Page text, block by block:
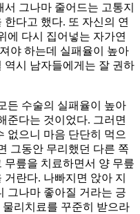
그나마 줄어드는 고통지
다고 했다. 또 자신의 연
에 다시 집어넣는 자가연
야 하는데 실패율이 높아
역시 남자들에게는 잘 권하
든 수술의 실패율이 높아
준다는 것이었다. 그러면
없으니 마음 단단히 먹으
그동안 무리했던 다른 쪽
무릎을 치료하면서 양 무릎
란다. 나빠지면 앉아 지
그나마 좋아질 거라는 긍
리치료를 꾸준히 받으라